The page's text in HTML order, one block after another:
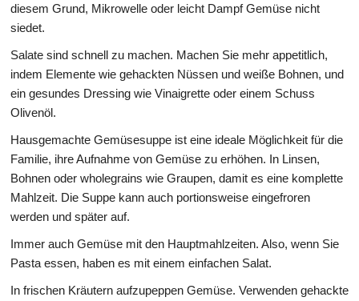
diesem Grund, Mikrowelle oder leicht Dampf Gemüse nicht
siedet.
Salate sind schnell zu machen. Machen Sie mehr appetitlich,
indem Elemente wie gehackten Nüssen und weiße Bohnen, und
ein gesundes Dressing wie Vinaigrette oder einem Schuss
Olivenöl.
Hausgemachte Gemüsesuppe ist eine ideale Möglichkeit für die
Familie, ihre Aufnahme von Gemüse zu erhöhen. In Linsen,
Bohnen oder wholegrains wie Graupen, damit es eine komplette
Mahlzeit. Die Suppe kann auch portionsweise eingefroren
werden und später auf.
Immer auch Gemüse mit den Hauptmahlzeiten. Also, wenn Sie
Pasta essen, haben es mit einem einfachen Salat.
In frischen Kräutern aufzupeppen Gemüse. Verwenden gehackte